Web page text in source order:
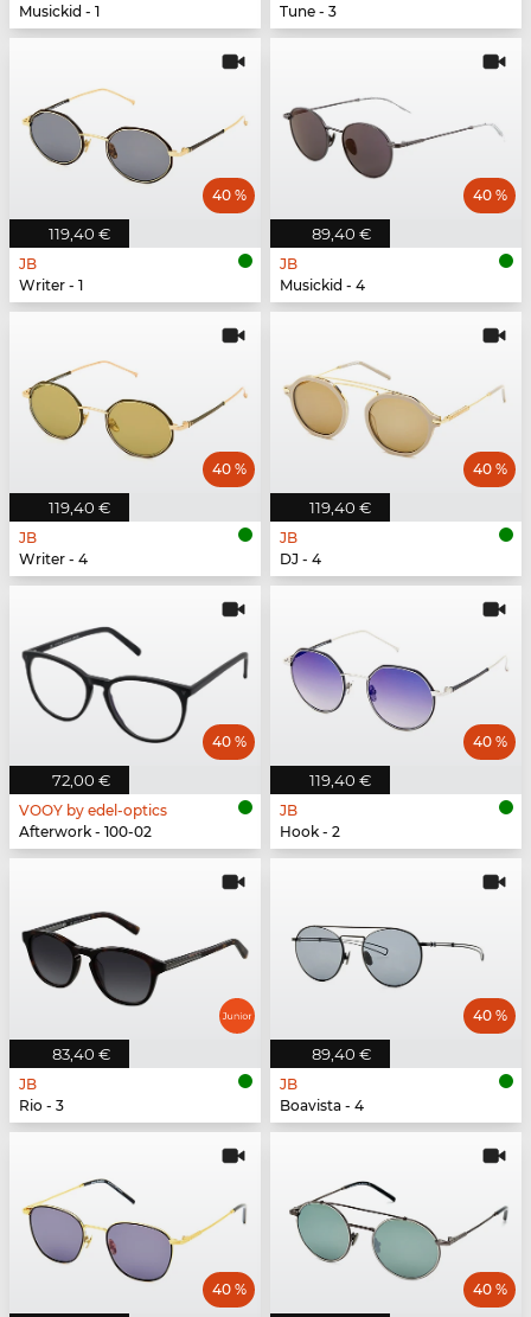
Musickid - 1
Tune - 3
119,40 €
40 %
JB
Writer - 1
89,40 €
40 %
JB
Musickid - 4
119,40 €
40 %
JB
Writer - 4
119,40 €
40 %
JB
DJ - 4
72,00 €
40 %
VOOY by edel-optics
Afterwork - 100-02
119,40 €
40 %
JB
Hook - 2
83,40 €
JB
Rio - 3
89,40 €
40 %
JB
Boavista - 4
40 % 40 %